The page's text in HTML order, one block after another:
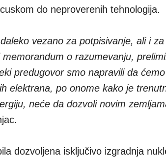
do neproverenih tehnologija.
vezano za potpisivanje, ali i
o razumevanju,
predugovor smo napravili da
elektrana, po onome kako je
neće da dozvoli novim
dozvoljena isključivo izgradnja